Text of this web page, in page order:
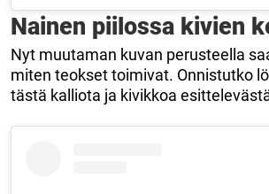
Nainen piilossa kivien
Nyt muutaman kuvan perusteella
miten teokset toimivat. Onnistutko
tästä kalliota ja kivikkoa